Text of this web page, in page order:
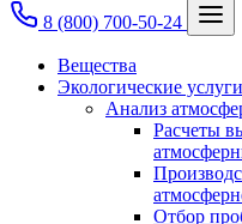
8 (800) 700-50-24
Вещества
Экологические услуги
Анализ
Расчеты
Отбор